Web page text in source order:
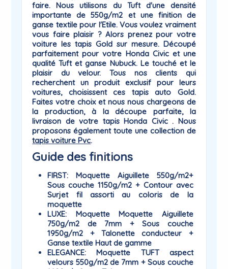
faire. Nous utilisons du Tuft d'une densité
importante de 550g/m2 et une finition de
ganse textile pour l'Etile. Vous voulez vraiment
vous faire plaisir ? Alors prenez pour votre
voiture les tapis Gold sur mesure. Découpé
parfaitement pour votre Honda Civic et une
qualité Tuft et ganse Nubuck. Le touché et le
plaisir duvelour. Tous nos clients qui
recherchent un produit exclusif pour leurs
voitures, choisissent ces tapis auto Gold.
Faites votre choix et nous nous chargeons de
la production, à la découpe parfaite, la
livraison de votre tapis Honda Civic . Nous
proposons également toute une collection de
tapis voiture Pvc.
Guide des finitions
FIRST: Moquette Aiguillete 550g/m2+
Sous couche 1150g/m2 + Contour avec
Surjet fil assorti au coloris de la
moquette
LUXE: Moquette Moquette Aiguillete
750g/m2 de 7mm + Sous couche
1950g/m2 + Talonette conducteur +
Ganse textile Haut de gamme
ELEGANCE: Moquette TUFT aspect
velours 550g/m2 de 7mm + Sous couche